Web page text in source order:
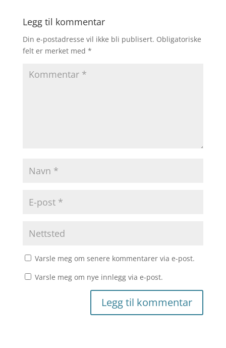
Legg til kommentar
Din e-postadresse vil ikke bli publisert. Obligatoriske
felt er merket med *
Varsle meg om senere kommentarer via e-post.
Varsle meg om nye innlegg via e-post.